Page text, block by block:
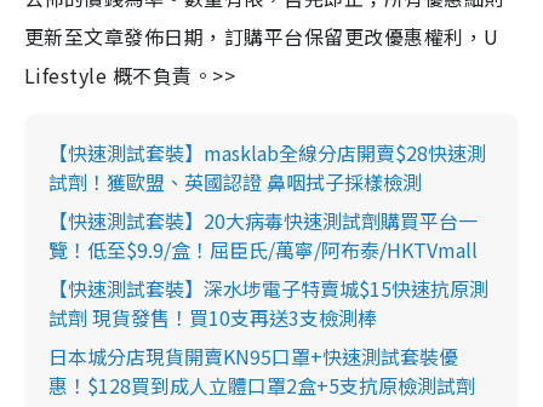
更新至文章發佈日期，訂購平台保留更改優惠權利，U
Lifestyle 概不負責。>>
【快速測試套裝】masklab全線分店開賣$28快速測
試劑！獲歐盟、英國認證 鼻咽拭子採樣檢測
【快速測試套裝】20大病毒快速測試劑購買平台一
覽！低至$9.9/盒！屈臣氏/萬寧/阿布泰/HKTVmall
【快速測試套裝】深水埗電子特賣城$15快速抗原測
試劑 現貨發售！買10支再送3支檢測棒
日本城分店現貨開賣KN95口罩+快速測試套裝優
惠！$128買到成人立體口罩2盒+5支抗原檢測試劑